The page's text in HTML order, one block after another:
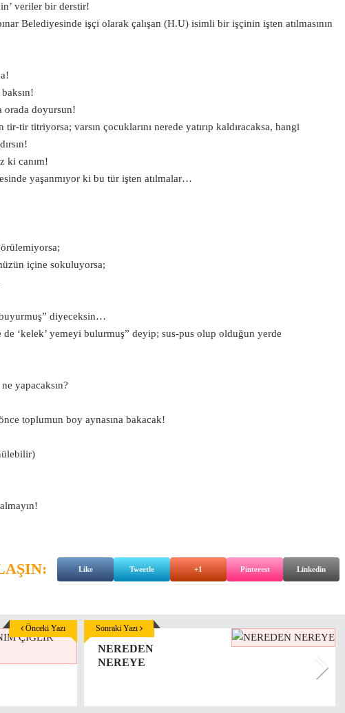
veriler bir derstir!
Belediyesinde işçi olarak çalışan (H.U) isimli bir işçinin işten atılmasının
orada doyursun!
tir-tir titriyorsa; varsın çocuklarını nerede yatırıp kaldıracaksa, hangi
ki canım!
yaşanmıyor ki bu tür işten atılmalar…
içine sokuluyorsa;
buyurmuş” diyeceksin…
‘kelek’ yemeyi bulurmuş” deyip; sus-pus olup olduğun yerde
yapacaksın?
toplumun boy aynasına bakacak!
Like Tweetle +1 Pinterest Linkedin
Önceki Yazı
NEREDEN
NEREYE
Sonraki Yazı